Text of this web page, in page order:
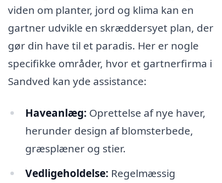
viden om planter, jord og klima kan en
gartner udvikle en skræddersyet plan, der
gør din have til et paradis. Her er nogle
specifikke områder, hvor et gartnerfirma i
Sandved kan yde assistance:
Haveanlæg: Oprettelse af nye haver,
herunder design af blomsterbede,
græsplæner og stier.
Vedligeholdelse: Regelmæssig